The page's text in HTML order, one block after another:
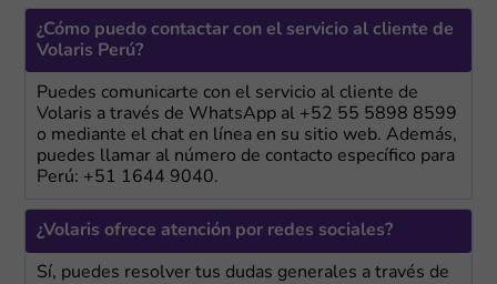
¿Cómo puedo contactar con el servicio al cliente de
Volaris Perú?
Puedes comunicarte con el servicio al cliente de
Volaris a través de WhatsApp al +52 55 5898 8599
o mediante el chat en línea en su sitio web. Además,
puedes llamar al número de contacto específico para
Perú: +51 1644 9040.
¿Volaris ofrece atención por redes sociales?
Sí, puedes resolver tus dudas generales a través de